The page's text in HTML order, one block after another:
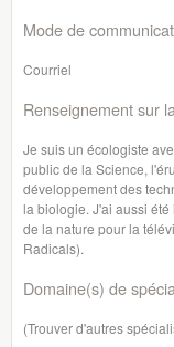
Mode de
Courriel
Renseignement sur
Je suis un écologiste
public de la Science,
développement des
la biologie. J'ai aussi
de la nature pour la
Radicals).
Domaine(s) de
(Trouver d'autres